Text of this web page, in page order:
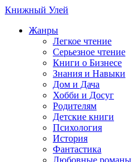
Книжный Улей
Жанры
Легкое чтение
Серьезное чтение
Книги о Бизнесе
Знания и Навыки
Дом и Дача
Хобби и Досуг
Родителям
Детские книги
Психология
История
Фантастика
Любовные романы